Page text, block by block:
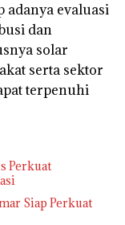
evaluasi
dan
solar
serta sektor
terpenuhi
Perkuat
Siap Perkuat